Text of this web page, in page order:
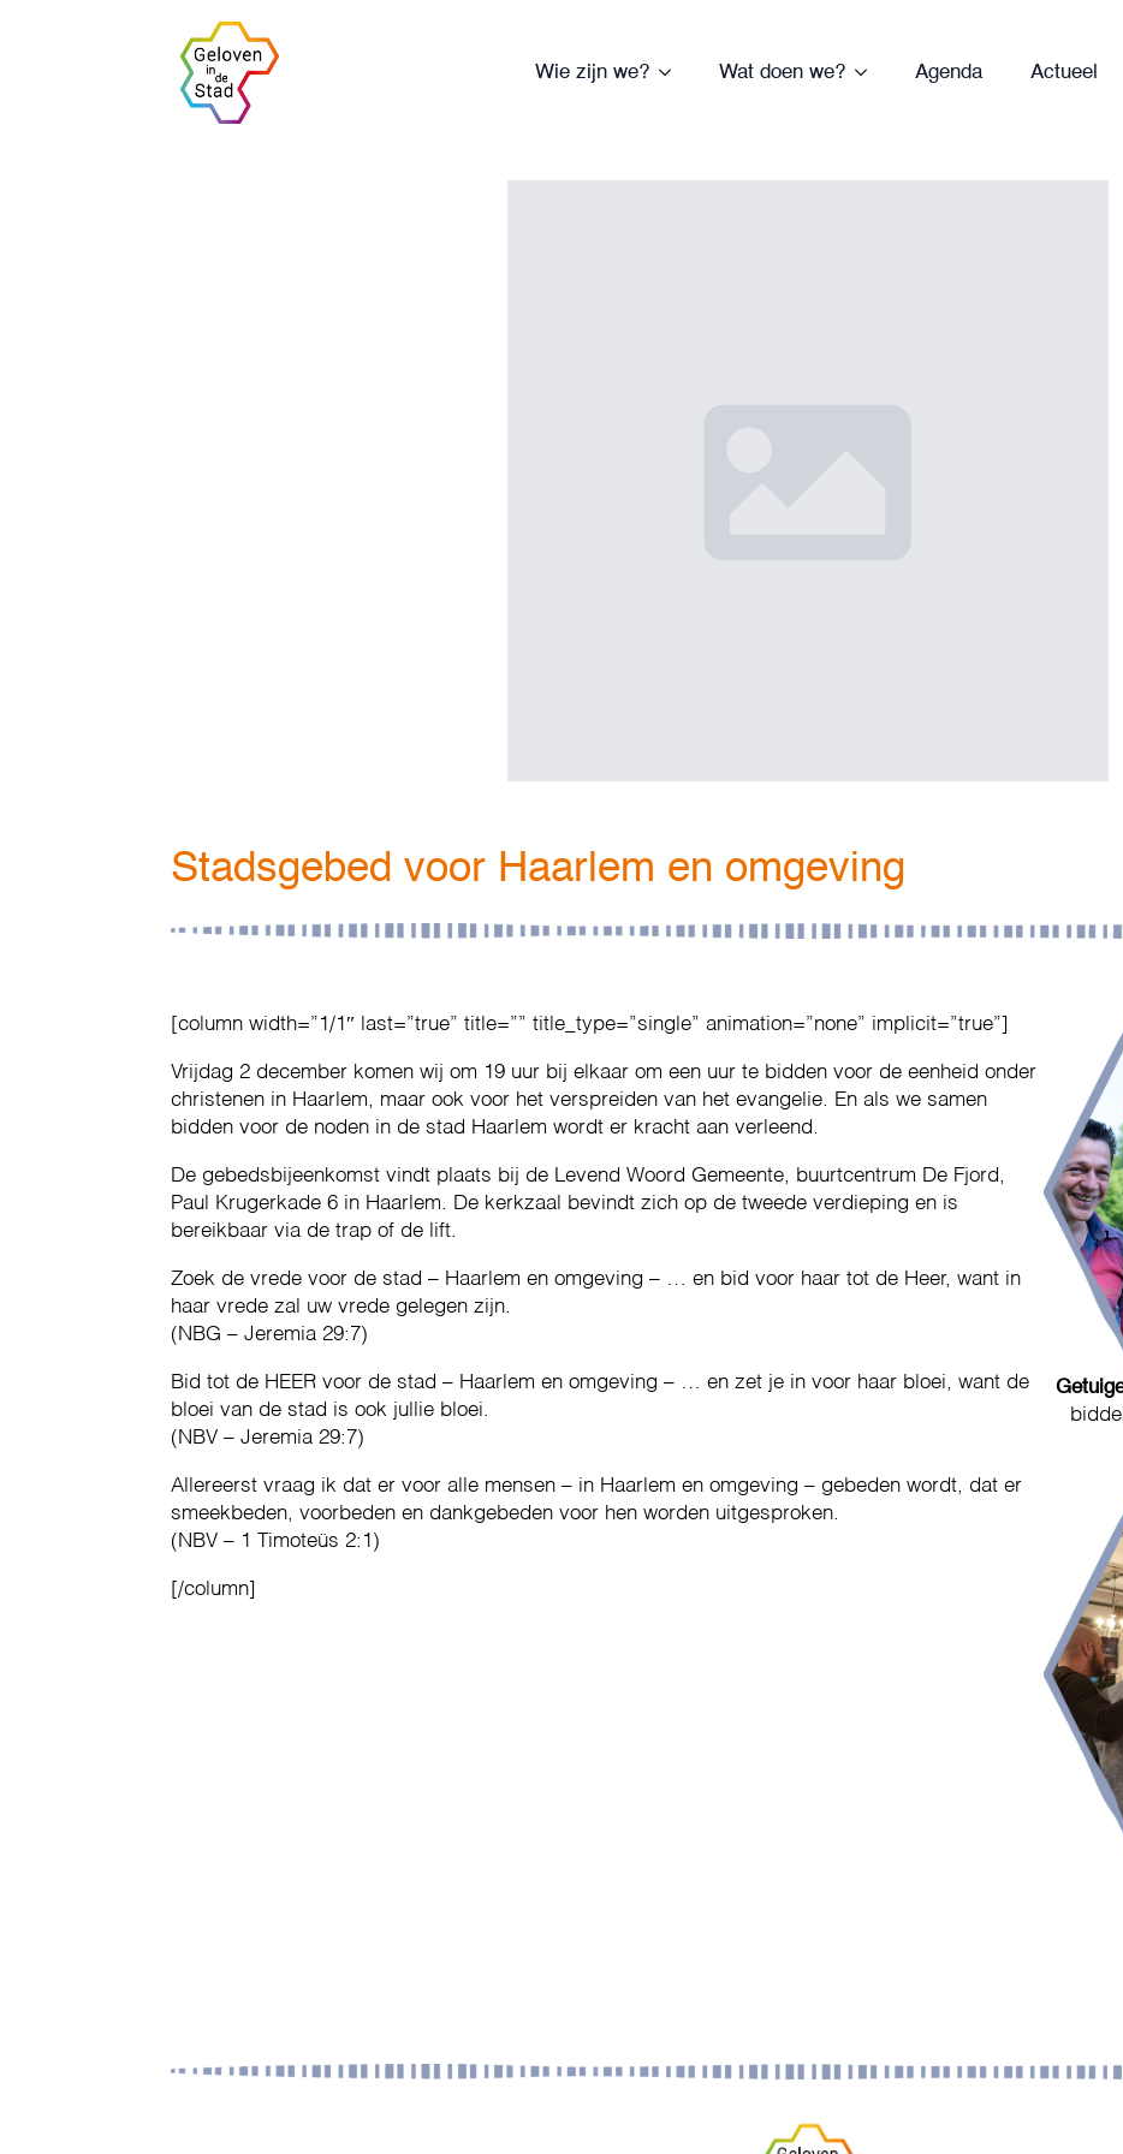
Wie zijn we? Wat doen we? Agenda Actueel
Stadsgebed voor Haarlem en omgeving
[column width=”1/1″ last=”true” title=”” title_type=”single” animation=”none” implicit=”true”]
Vrijdag 2 december komen wij om 19 uur bij elkaar om een uur te bidden voor de eenheid onder
christenen in Haarlem, maar ook voor het verspreiden van het evangelie. En als we samen
bidden voor de noden in de stad Haarlem wordt er kracht aan verleend.
De gebedsbijeenkomst vindt plaats bij de Levend Woord Gemeente, buurtcentrum De Fjord,
Paul Krugerkade 6 in Haarlem. De kerkzaal bevindt zich op de tweede verdieping en is
bereikbaar via de trap of de lift.
Zoek de vrede voor de stad – Haarlem en omgeving – … en bid voor haar tot de Heer, want in
haar vrede zal uw vrede gelegen zijn.
(NBG – Jeremia 29:7)
Bid tot de HEER voor de stad – Haarlem en omgeving – … en zet je in voor haar bloei, want de
bloei van de stad is ook jullie bloei.
(NBV – Jeremia 29:7)
Allereerst vraag ik dat er voor alle mensen – in Haarlem en omgeving – gebeden wordt, dat er
smeekbeden, voorbeden en dankgebeden voor hen worden uitgesproken.
(NBV – 1 Timoteüs 2:1)
[/column]